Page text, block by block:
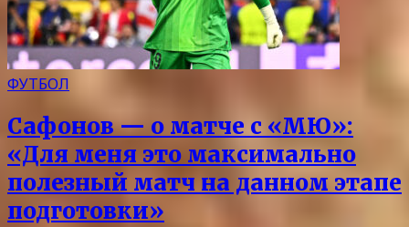
ФУТБОЛ
Сафонов — о матче с «МЮ»:
«Для меня это максимально
полезный матч на данном этапе
подготовки»